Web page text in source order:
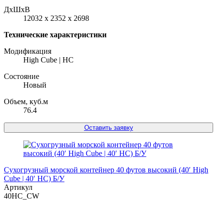
ДxШxВ
12032 x 2352 x 2698
Технические характеристики
Модификация
High Cube | HC
Состояние
Новый
Объем, куб.м
76.4
Оставить заявку
Сухогрузный морской контейнер 40 футов высокий (40′ High
Cube | 40′ HC) Б/У
Артикул
40HC_CW